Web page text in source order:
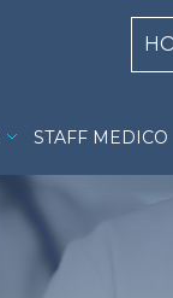
STAFF MEDICO